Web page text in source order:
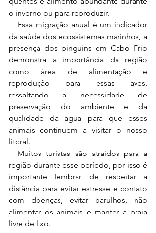
o inverno ou para reproduzir.
da saúde dos ecossistemas marinhos, a
presença dos pinguins em Cabo Frio
demonstra a importância da região
como área de alimentação e
reprodução para essas aves,
ressaltando a necessidade de
preservação do ambiente e da
qualidade da água para que esses
animais continuem a visitar o nosso
litoral.
Muitos turistas são atraídos para a
região durante esse período, por isso é
importante lembrar de respeitar a
distância para evitar estresse e contato
com doenças, evitar barulhos, não
alimentar os animais e manter a praia
livre de lixo.